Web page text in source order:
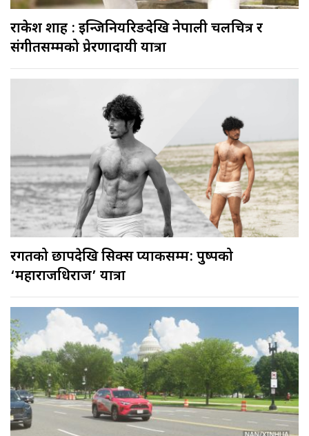
राकेश शाह : इन्जिनियरिङदेखि नेपाली चलचित्र र
संगीतसम्मको प्रेरणादायी यात्रा
रगतको छापदेखि सिक्स प्याकसम्म: पुष्पको
‘महाराजधिराज’ यात्रा